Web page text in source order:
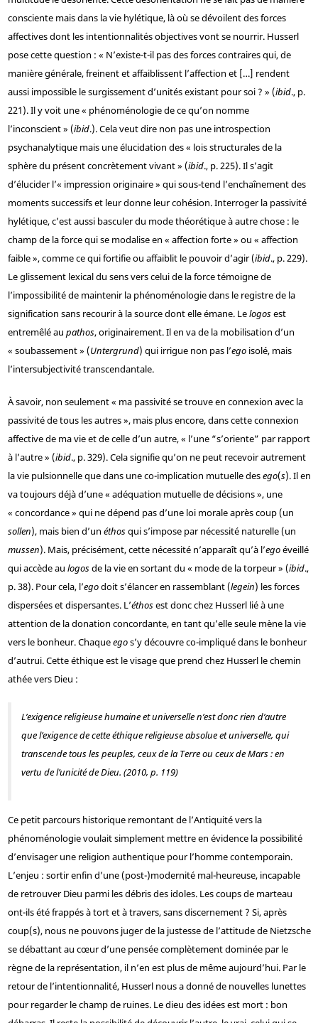
consciente mais dans la vie hylétique, là où se dévoilent des forces
affectives dont les intentionnalités objectives vont se nourrir. Husserl
pose cette question : « N’existe-t-il pas des forces contraires qui, de
manière générale, freinent et affaiblissent l’affection et […] rendent
aussi impossible le surgissement d’unités existant pour soi ? » (ibid., p.
221). Il y voit une « phénoménologie de ce qu’on nomme
l’inconscient » (ibid.). Cela veut dire non pas une introspection
psychanalytique mais une élucidation des « lois structurales de la
sphère du présent concrètement vivant » (ibid., p. 225). Il s’agit
d’élucider l’« impression originaire » qui sous-tend l’enchaînement des
moments successifs et leur donne leur cohésion. Interroger la passivité
hylétique, c’est aussi basculer du mode théorétique à autre chose : le
champ de la force qui se modalise en « affection forte » ou « affection
faible », comme ce qui fortifie ou affaiblit le pouvoir d’agir (ibid., p. 229).
Le glissement lexical du sens vers celui de la force témoigne de
l’impossibilité de maintenir la phénoménologie dans le registre de la
signification sans recourir à la source dont elle émane. Lelogosest
entremêlé au pathos, originairement. Il en va de la mobilisation d’un
« soubassement » (Untergrund) qui irrigue non pas l’egoisolé, mais
l’intersubjectivité transcendantale.
À savoir, non seulement « ma passivité se trouve en connexion avec la
passivité de tous les autres », mais plus encore, dans cette connexion
affective de ma vie et de celle d’un autre, « l’une “s’oriente” par rapport
à l’autre » (ibid., p. 329). Cela signifie qu’on ne peut recevoir autrement
la vie pulsionnelle que dans une co-implication mutuelle desego(s). Il en
va toujours déjà d’une « adéquation mutuelle de décisions », une
« concordance » qui ne dépend pas d’une loi morale après coup (un
sollen), mais bien d’un éthosqui s’impose par nécessité naturelle (un
mussen). Mais, précisément, cette nécessité n’apparaît qu’à l’egoéveillé
qui accède au logosde la vie en sortant du « mode de la torpeur » (ibid.,
p. 38). Pour cela, l’egodoit s’élancer en rassemblant (legein) les forces
dispersées et dispersantes. L’éthosest donc chez Husserl lié à une
attention de la donation concordante, en tant qu’elle seule mène la vie
vers le bonheur. Chaqueegos’y découvre co-impliqué dans le bonheur
d’autrui. Cette éthique est le visage que prend chez Husserl le chemin
athée vers Dieu :
L’exigence religieuse humaine et universelle n’est donc rien d’autre
que l’exigence de cette éthique religieuse absolue et universelle, qui
transcende tous les peuples, ceux de la Terre ou ceux de Mars : en
vertu de l’unicité de Dieu. (2010, p. 119)
Ce petit parcours historique remontant de l’Antiquité vers la
phénoménologie voulait simplement mettre en évidence la possibilité
d’envisager une religion authentique pour l’homme contemporain.
L’enjeu : sortir enfin d’une (post-)modernité mal-heureuse, incapable
de retrouver Dieu parmi les débris des idoles. Les coups de marteau
ont-ils été frappés à tort et à travers, sans discernement ? Si, après
coup(s), nous ne pouvons juger de la justesse de l’attitude de Nietzsche
se débattant au cœur d’une pensée complètement dominée par le
règne de la représentation, il n’en est plus de même aujourd’hui. Par le
retour de l’intentionnalité, Husserl nous a donné de nouvelles lunettes
pour regarder le champ de ruines. Le dieu des idées est mort : bon